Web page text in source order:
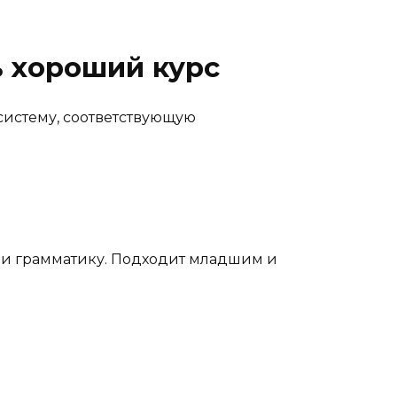
хороший курс
соответствующую
грамматику. Подходит младшим и